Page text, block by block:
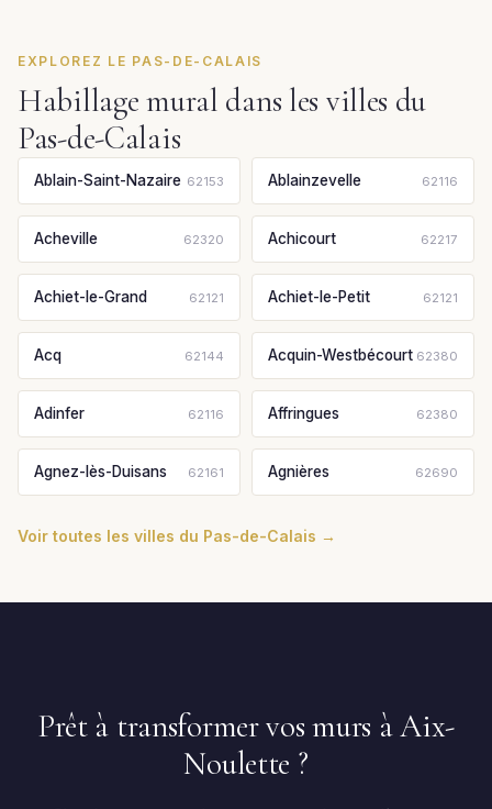
EXPLOREZ LE PAS-DE-CALAIS
Habillage mural dans les villes du
Pas-de-Calais
Ablain-Saint-Nazaire 62153 Ablainzevelle 62116
Acheville 62320 Achicourt 62217
Achiet-le-Grand 62121 Achiet-le-Petit 62121
Acq 62144 Acquin-Westbécourt 62380
Adinfer 62116 Affringues 62380
Agnez-lès-Duisans 62161 Agnières 62690
Voir toutes les villes du Pas-de-Calais →
Prêt à transformer vos murs à Aix-
Noulette ?